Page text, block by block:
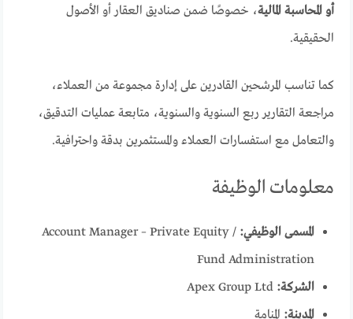
أو المحاسبة المالية، خصوصًا ضمن صناديق العقار أو الأصول
الحقيقية.
كما تناسب المرشحين القادرين على إدارة مجموعة من العملاء،
مراجعة التقارير ربع السنوية والسنوية، متابعة عمليات التدقيق،
والتعامل مع استفسارات العملاء والمستثمرين بدقة واحترافية.
معلومات الوظيفة
المسمى الوظيفي: Account Manager – Private Equity /
Fund Administration
الشركة: Apex Group Ltd
المدينة: المنامة